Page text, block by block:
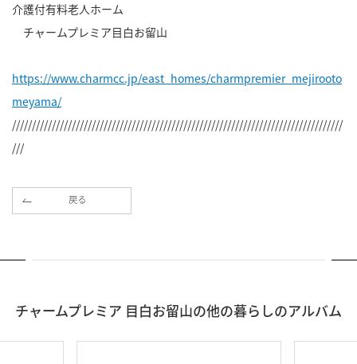
介護付有料老人ホーム
チャームプレミア目白お留山
https://www.charmcc.jp/east_homes/charmpremier_mejirooto
meyama/
///////////////////////////////////////////////////////////////////////////////////
///
戻る
チャームプレミア 目白お留山の他の暮らしのアルバム